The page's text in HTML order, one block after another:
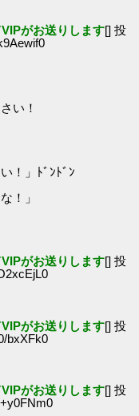
がお送りします[] 投
い！
！」ﾄﾞﾝﾄﾞﾝ
！」
がお送りします[] 投
がお送りします[] 投
bxXFk0
がお送りします[] 投